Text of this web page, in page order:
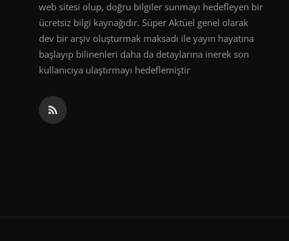
web sitesi olup, doğru bilgiler sunmayı hedefleyen bir
ücretsiz bilgi kaynağıdır. Süper Aktüel genel olarak
dev bir arşiv oluşturmak maksadı ile yayın hayatına
başlayıp bilinenleri daha da detaylarına inerek son
kullanıcıya ulaştırmayı hedeflemiştir